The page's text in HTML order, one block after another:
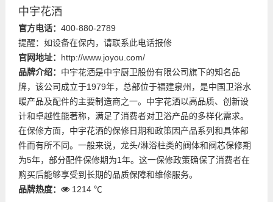
中宇花洒
官方电话： 400-880-2789
提醒：如设备在保内，请联系此电话报修
官网地址： http://www.joyou.com/
品牌介绍： 中宇花洒是中宇厨卫股份有限公司旗下的知名品
牌，该公司成立于1979年，总部位于福建泉州，是中国卫浴水
暖产品及配件的主要制造商之一。中宇花洒以高品质、创新设
计和卓越性能著称，满足了消费者对卫浴产品的多样化需求。
在保修方面，中宇花洒的保修日期和政策因产品系列和具体部
件而有所不同。一般来说，龙头/淋浴柱类的阀体和阀芯保修期
为5年，部分配件保修期为1年。这一保修政策确保了消费者在
购买后能够享受到长期的品质保障和维修服务。
品牌热度：
1214 ℃